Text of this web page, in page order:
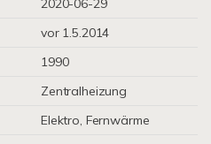
2020-06-29
vor 1.5.2014
1990
Zentralheizung
Elektro, Fernwärme